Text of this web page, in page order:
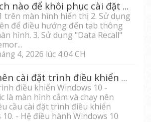
Làm cách nào để khôi phục cài đặt mặc định của màn hình?
trên màn hình hiển thị 2. Sử dụng
để điều hướng đến tab thông
hình. 3. Sử dụng "Data Recall"
4, 2026 lúc 4:04 CH
Tôi có nên cài đặt trình điều khiển Windows 10 cho màn hình không?
điều khiển Windows 10 -
là màn hình cắm và chạy nên
cầu cài đặt trình điều khiển
10. - Hệ điều hành Windows 10